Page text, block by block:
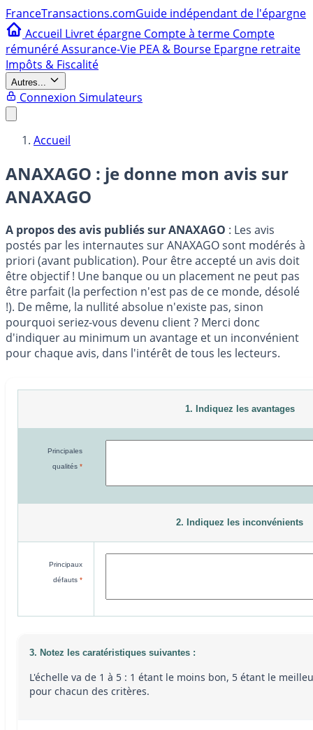
FranceTransactions.comGuide indépendant de l'épargne
Accueil Livret épargne Compte à terme Compte
rémunéréAssurance-Vie PEA & Bourse Epargne retraite
Impôts & Fiscalité
Autres...
Connexion Simulateurs
Accueil
ANAXAGO : je donne mon avis sur
ANAXAGO
A propos des avis publiés sur ANAXAGO : Les avis
postés par les internautes sur ANAXAGO sont modérés à
priori (avant publication). Pour être accepté un avis doit
être objectif ! Une banque ou un placement ne peut pas
être parfait (la perfection n'est pas de ce monde, désolé
!). De même, la nullité absolue n'existe pas, sinon
pourquoi seriez-vous devenu client ? Merci donc
d'indiquer au minimum un avantage et un inconvénient
pour chaque avis, dans l'intérêt de tous les lecteurs.
1. Indiquez les avantages
Principales
qualités *
2. Indiquez les inconvénients
Principaux
défauts *
3. Notez les caratéristiques suivantes :
L'échelle va de 1 à 5 : 1 étant le moins bon, 5 étant le
pour chacun des critères.